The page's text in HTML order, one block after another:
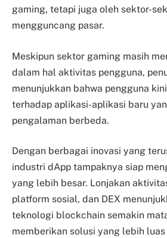
gaming, tetapi juga oleh sektor-
mengguncang pasar.
Meskipun sektor gaming masih
dalam hal aktivitas pengguna,
menunjukkan bahwa pengguna
terhadap aplikasi-aplikasi baru
pengalaman berbeda.
Dengan berbagai inovasi yang
industri dApp tampaknya siap
yang lebih besar. Lonjakan
platform sosial, dan DEX
teknologi blockchain semakin
memberikan solusi yang lebih